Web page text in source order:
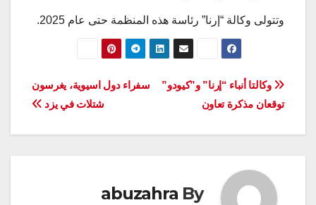
وتتولى وكالة “إرنا” رئاسة هذه المنظمة حتى عام 2025.
تصفّح
المقالات
سفراء دول اسيوية، يغرسون
شتلات في يزد
وكالتا أنباء “إرنا” و”كيودو”
توقعان مذكرة تعاون
By
abuzahra